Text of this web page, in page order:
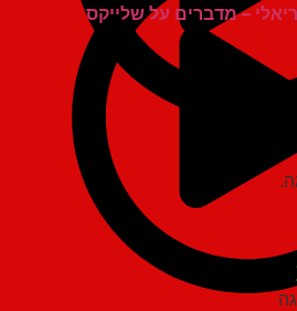
– מדברים על שלייקס